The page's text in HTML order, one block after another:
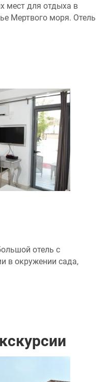
мест для отдыха в
Мертвого моря. Отель
отель с
в окружении сада,